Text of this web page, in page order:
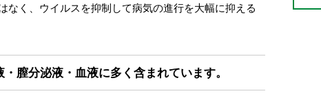
なく、ウイルスを抑制して病気の進行を大幅に抑える
膣分泌液・血液に多く含まれています。